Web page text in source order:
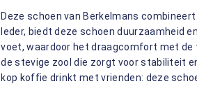
Deze schoen van Berkelmans
leder, biedt deze schoen duurzaamheid
voet, waardoor het draagcomfort met
de stevige zool die zorgt voor stabiliteit
kop koffie drinkt met vrienden: deze